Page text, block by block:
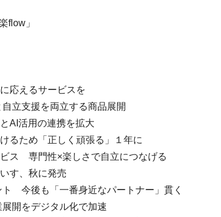
flow」
応えるサービスを
支援を両立する商品展開
AI活用の連携を拡大
ため「正しく頑張る」１年に
ス 専門性×楽しさで自立につなげる
す、秋に発売
今後も「一番身近なパートナー」貫く
開をデジタル化で加速